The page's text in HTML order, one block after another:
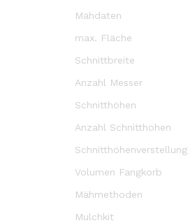
Mähdaten
max. Fläche
Schnittbreite
Anzahl Messer
Schnitthöhen
Anzahl Schnitthöhen
Schnitthöhenverstellung
Volumen Fangkorb
Mähmethoden
Mulchkit